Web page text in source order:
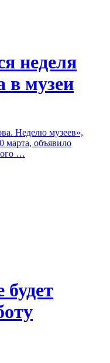
неделя
в музеи
Неделю музеев»,
марта, объявило
…
будет